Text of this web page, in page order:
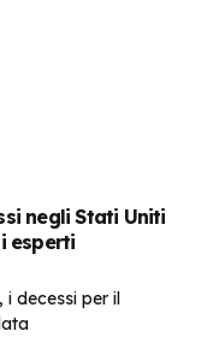
negli Stati Uniti
esperti